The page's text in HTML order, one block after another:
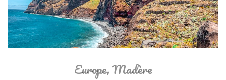
Europe,Madère